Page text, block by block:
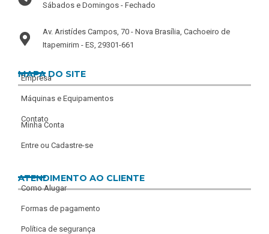
Sábados e Domingos - Fechado
Av. Aristídes Campos, 70 - Nova Brasília, Cachoeiro de
Itapemirim - ES, 29301-661
MAPA DO SITE
Empresa
Máquinas e Equipamentos
Contato
Minha Conta
Entre ou Cadastre-se
ATENDIMENTO AO CLIENTE
Como Alugar
Formas de pagamento
Política de segurança